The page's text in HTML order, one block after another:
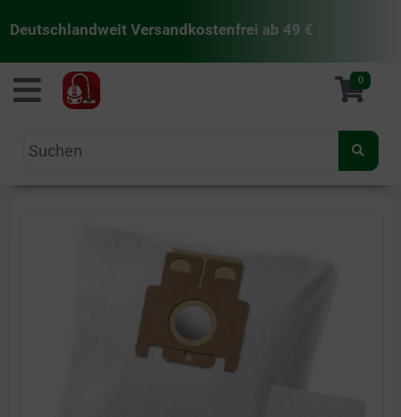
Deutschlandweit Versandkostenfrei ab 49 €
staubsaugermanufaktur 0